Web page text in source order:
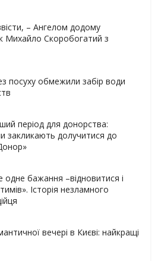
– Ангелом додому
Михайло Скоробогатий з
посуху обмежили забір води
період для донорства:
закликають долучитися до
одне бажання –відновитися і
Історія незламного
вечері в Києві: найкращі